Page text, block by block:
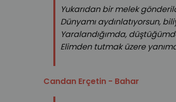
Yukarıdan bir melek
Dünyamı aydınlatıyorsun,
Yaralandığımda,
Elimden tutmak üzere
Candan Erçetin - Bahar